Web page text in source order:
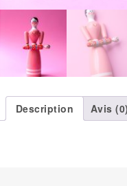
Description Avis